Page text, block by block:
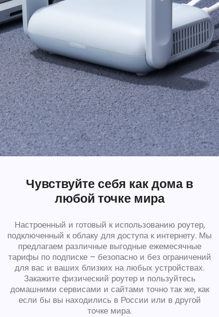
Чувствуйте себя как дома в
любой точке мира
Настроенный и готовый к использованию роутер,
подключенный к облаку для доступа к интернету. Мы
предлагаем различные выгодные ежемесячные
тарифы по подписке – безопасно и без ограничений
для вас и ваших близких на любых устройствах.
Закажите физический роутер и пользуйтесь
домашними сервисами и сайтами точно так же, как
если бы вы находились в России или в другой
точке мира.